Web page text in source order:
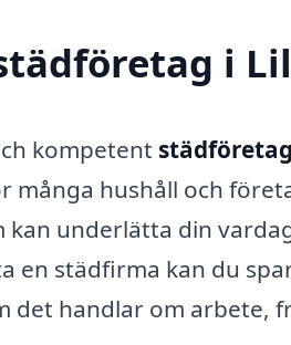
i
kompetent
många hushåll och
kan underlätta din
en städfirma kan du
det handlar om arbete,